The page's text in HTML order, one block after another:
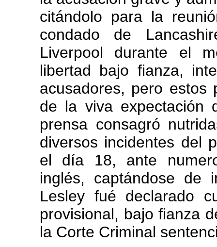
citándolo para la
condado de
Liverpool durante el
libertad bajo fianza,
acusadores, pero estos
de la viva expectación
prensa consagró
diversos incidentes del
el día 18, ante
inglés, captándose de
Lesley fué declarado
provisional, bajo fianza
la Corte Criminal